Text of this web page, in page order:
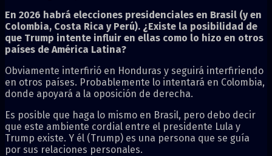
En 2026 habrá elecciones presidenciales en Brasil (y en
Colombia, Costa Rica y Perú). ¿Existe la posibilidad de
que Trump intente influir en ellas como lo hizo en otros
países de América Latina?
Obviamente interfirió en Honduras y seguirá interfiriendo
en otros países. Probablemente lo intentará en Colombia,
donde apoyará a la oposición de derecha.
Es posible que haga lo mismo en Brasil, pero debo decir
que este ambiente cordial entre el presidente Lula y
Trump existe. Y él (Trump) es una persona que se guía
por sus relaciones personales.